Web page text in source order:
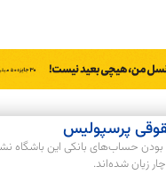
پرسپولیس
حساب‌های بانکی این باشگاه
زیان شده‌اند.